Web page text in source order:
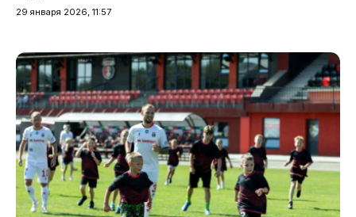
29 января 2026, 11:57